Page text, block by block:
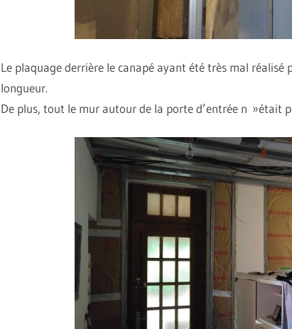
Le plaquage derrière le canapé ayant été très mal réalisé
longueur.
De plus, tout le mur autour de la porte d’entrée n »était